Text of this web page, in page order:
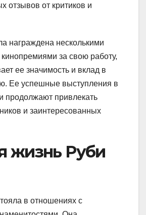
отзывов от критиков и
награждена несколькими
за свою работу,
ее значимость и вклад в
Ее успешные выступления в
продолжают привлекать
и заинтересованных
жизнь Руби
в отношениях с